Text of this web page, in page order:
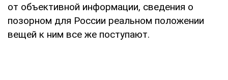
от объективной информации, сведения о
позорном для России реальном положении
вещей к ним все же поступают.